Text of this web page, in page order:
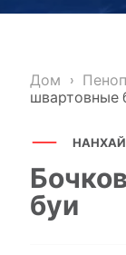
Дом ›
швартовные
НАНХАЙ
буи